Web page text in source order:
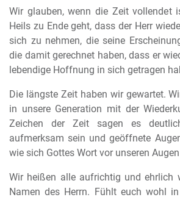
Wir glauben, wenn die Zeit vollendet
Heils zu Ende geht, dass der Herr
sich zu nehmen, die seine
die damit gerechnet haben, dass er
lebendige Hoffnung in sich getragen
Die längste Zeit haben wir gewartet.
in unsere Generation mit der
Zeichen der Zeit sagen es
aufmerksam sein und geöffnete
wie sich Gottes Wort vor unseren
Wir heißen alle aufrichtig und ehrlich
Namen des Herrn. Fühlt euch wohl